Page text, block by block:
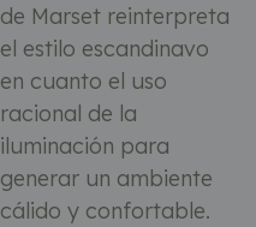
de Marset reinterpreta
el estilo escandinavo
en cuanto el uso
racional de la
iluminación para
generar un ambiente
cálido y confortable.